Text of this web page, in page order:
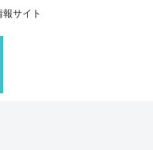
サイト